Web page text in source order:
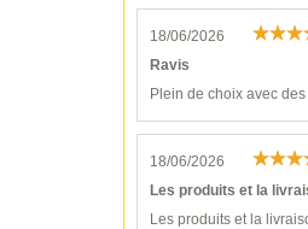
18/06/2026
Ravis
Plein de choix avec
18/06/2026
Les produits et la
Les produits et la